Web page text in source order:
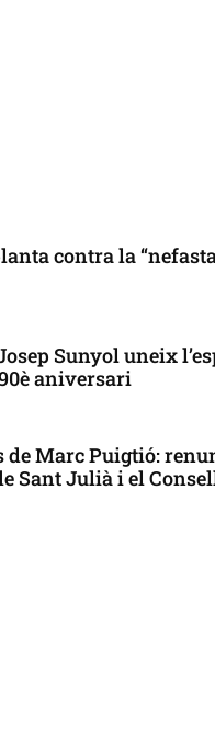
contra la
Sunyol uneix
aniversari
de Marc Puigtió:
Sant Julià i el